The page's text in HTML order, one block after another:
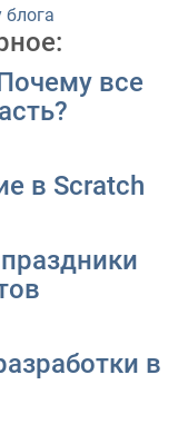
блога
все
в Scratch
в